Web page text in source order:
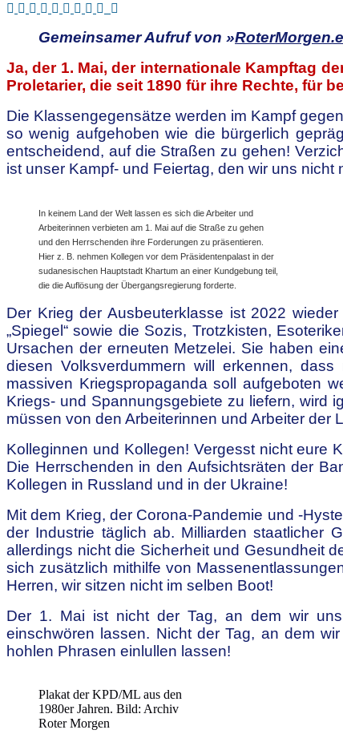
Gemeinsamer Aufruf von »
Ja, der 1. Mai, der internationale Kampftag
Proletarier, die seit 1890 für ihre Rechte, für
Die Klassengegensätze werden im Kampf
so wenig aufgehoben wie die bürgerlich
entscheidend, auf die Straßen zu gehen!
ist unser Kampf- und Feiertag, den wir uns nicht
In keinem Land der Welt lassen es sich die Arbeiter und
Arbeiterinnen verbieten am 1. Mai auf die Straße zu gehen
und den Herrschenden ihre Forderungen zu präsentieren.
Hier z. B. nehmen Kollegen vor dem Präsidentenpalast in der
sudanesischen Hauptstadt Khartum an einer Kundgebung teil,
die die Auflösung der Übergangsregierung forderte.
Der Krieg der Ausbeuterklasse ist 2022
„Spiegel“ sowie die Sozis, Trotzkisten,
Ursachen der erneuten Metzelei. Sie haben
diesen Volksverdummern will erkennen,
massiven Kriegspropaganda soll aufgeboten
Kriegs- und Spannungsgebiete zu liefern, wird
müssen von den Arbeiterinnen und Arbeiter der
Kolleginnen und Kollegen! Vergesst nicht eure
Die Herrschenden in den Aufsichtsräten der
Kollegen in Russland und in der Ukraine!
Mit dem Krieg, der Corona-Pandemie und -
der Industrie täglich ab. Milliarden staatlicher
allerdings nicht die Sicherheit und Gesundheit
sich zusätzlich mithilfe von
Herren, wir sitzen nicht im selben Boot!
Der 1. Mai ist nicht der Tag, an dem wir
einschwören lassen. Nicht der Tag, an dem
hohlen Phrasen einlullen lassen!
Plakat der KPD/ML aus den
1980er Jahren. Bild: Archiv
Roter Morgen